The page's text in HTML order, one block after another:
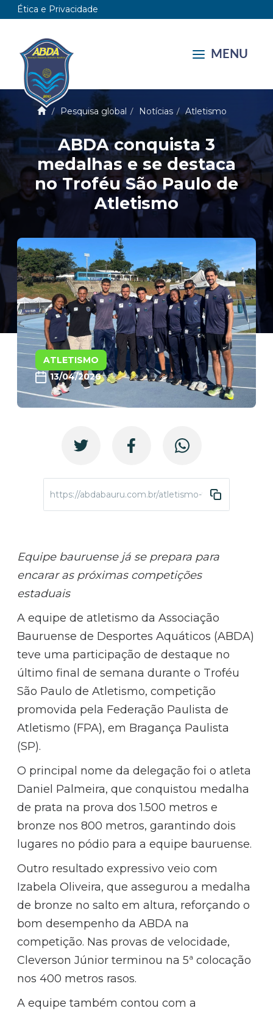
Ética e Privacidade
MENU
Pesquisa global Notícias Atletismo
ABDA conquista 3
medalhas e se destaca
no Troféu São Paulo de
Atletismo
ATLETISMO
13/04/2026
https://abdabauru.com.br/atletismo-trofeusaopaulo-
Equipe bauruense já se prepara para
encarar as próximas competições
estaduais
A equipe de atletismo da Associação
Bauruense de Desportes Aquáticos (ABDA)
teve uma participação de destaque no
último final de semana durante o Troféu
São Paulo de Atletismo, competição
promovida pela Federação Paulista de
Atletismo (FPA), em Bragança Paulista
(SP).
O principal nome da delegação foi o atleta
Daniel Palmeira, que conquistou medalha
de prata na prova dos 1.500 metros e
bronze nos 800 metros, garantindo dois
lugares no pódio para a equipe bauruense.
Outro resultado expressivo veio com
Izabela Oliveira, que assegurou a medalha
de bronze no salto em altura, reforçando o
bom desempenho da ABDA na
competição. Nas provas de velocidade,
Cleverson Júnior terminou na 5ª colocação
nos 400 metros rasos.
A equipe também contou com a